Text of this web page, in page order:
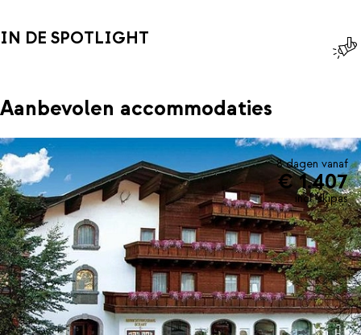
IN DE SPOTLIGHT
Aanbevolen accommodaties
8 dagen vanaf
€ 1.407
incl. skipas